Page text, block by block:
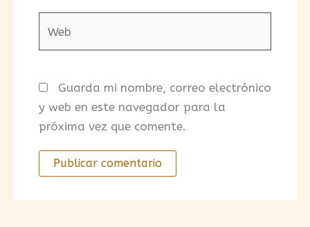
Guarda mi nombre, correo electrónico
y web en este navegador para la
próxima vez que comente.